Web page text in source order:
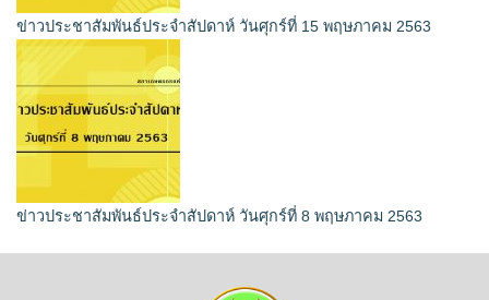
ข่าวประชาสัมพันธ์ประจำสัปดาห์ วันศุกร์ที่ 15 พฤษภาคม 2563
ข่าวประชาสัมพันธ์ประจำสัปดาห์ วันศุกร์ที่ 8 พฤษภาคม 2563